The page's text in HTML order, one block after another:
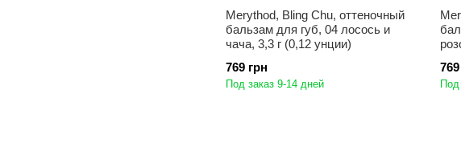
Merythod, Bling Chu, оттеночный
бальзам для губ, 04 лосось и
чача, 3,3 г (0,12 унции)
769 грн
Под заказ 9-14 дней Под